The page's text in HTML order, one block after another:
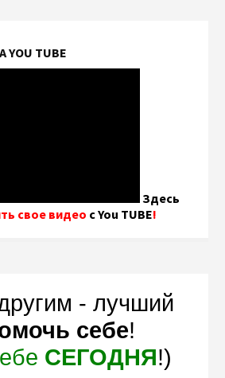
TUBE
Здесь
свое видео с You TUBE!
- лучший
себе!
СЕГОДНЯ!)